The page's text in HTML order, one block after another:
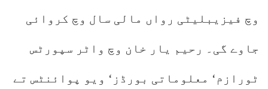
وچ فیزیبلیٹی رواں مالی سال وچ کروائی
جاوے گی۔ رحیم یار خان وچ واٹر سپورٹس
ٹورازم‘ معلوماتی بورڈز‘ ویو پوائنٹس تے